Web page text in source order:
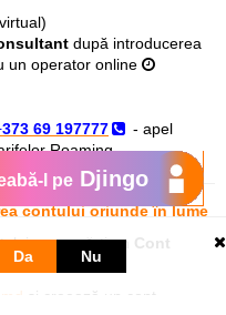
după introducerea
un operator online
373 69 197777
- apel
Roaming
contului oriunde în lume
creează-ți un Cont
și creează un cont.
Da Nu
l pe Djingo